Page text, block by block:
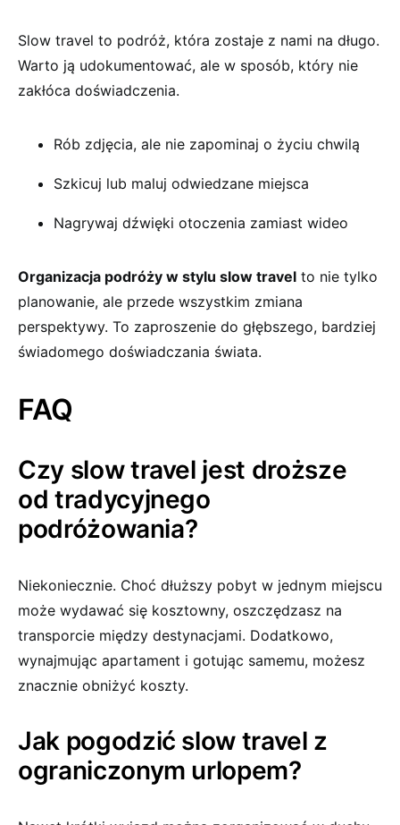
Slow travel to podróż, która zostaje z nami na długo.
Warto ją udokumentować, ale w sposób, który nie
zakłóca doświadczenia.
Rób zdjęcia, ale nie zapominaj o życiu chwilą
Szkicuj lub maluj odwiedzane miejsca
Nagrywaj dźwięki otoczenia zamiast wideo
Organizacja podróży w stylu slow travel to nie tylko
planowanie, ale przede wszystkim zmiana
perspektywy. To zaproszenie do głębszego, bardziej
świadomego doświadczania świata.
FAQ
Czy slow travel jest droższe
od tradycyjnego
podróżowania?
Niekoniecznie. Choć dłuższy pobyt w jednym miejscu
może wydawać się kosztowny, oszczędzasz na
transporcie między destynacjami. Dodatkowo,
wynajmując apartament i gotując samemu, możesz
znacznie obniżyć koszty.
Jak pogodzić slow travel z
ograniczonym urlopem?